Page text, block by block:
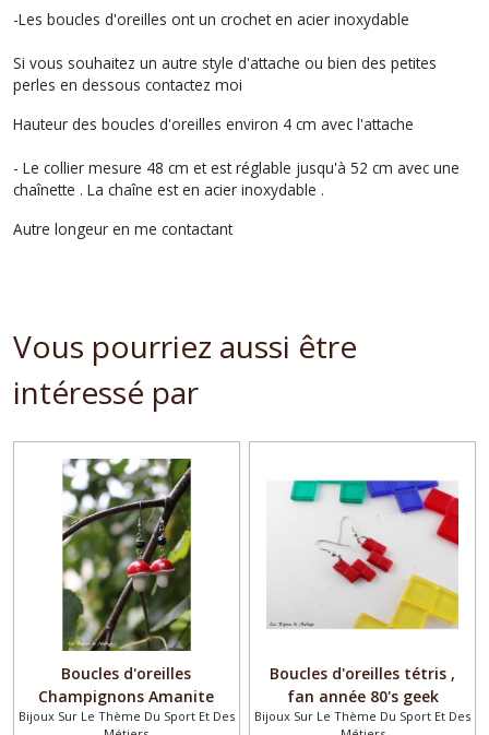
-Les boucles d'oreilles ont un crochet en acier inoxydable
Si vous souhaitez un autre style d'attache ou bien des petites
perles en dessous contactez moi
Hauteur des boucles d'oreilles environ 4 cm avec l'attache
- Le collier mesure 48 cm et est réglable jusqu'à 52 cm avec une
chaînette . La chaîne est en acier inoxydable .
Autre longeur en me contactant
Vous pourriez aussi être
intéressé par
Boucles d'oreilles
Champignons Amanite
Bijoux Sur Le Thème Du Sport Et Des
Boucles d'oreilles tétris ,
fan année 80's geek
Bijoux Sur Le Thème Du Sport Et Des